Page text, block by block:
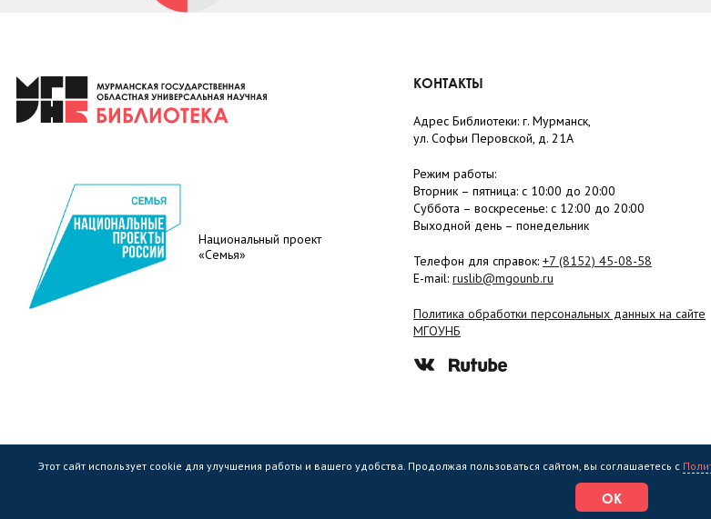
Национальный проект
«Семья»
КОНТАКТЫ
Адрес Библиотеки: г. Мурманск,
ул. Софьи Перовской, д. 21А
Режим работы:
Вторник – пятница: с 10:00 до 20:00
Суббота – воскресенье: c 12:00 до 20:00
Выходной день – понедельник
Телефон для справок: +7 (8152) 45-08-58
E-mail: ruslib@mgounb.ru
Политика обработки персональных данных на сайте
МГОУНБ
Государственное областное бюджетное учреждение культуры "Мурманская государственная
Этот сайт использует cookie для улучшения работы и вашего удобства. Продолжая пользоваться сайтом, вы соглашаетесь с
ОК